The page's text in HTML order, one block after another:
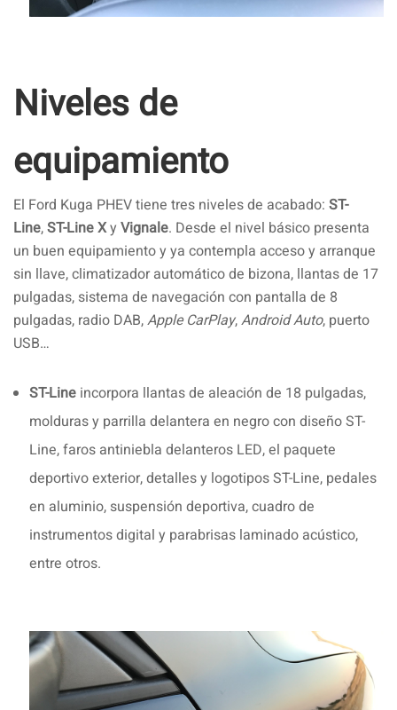
Niveles de
equipamiento
El Ford Kuga PHEV tiene tres niveles de acabado: ST-
Line,ST-Line Xy Vignale. Desde el nivel básico presenta
un buen equipamiento y ya contempla acceso y arranque
sin llave, climatizador automático de bizona, llantas de 17
pulgadas, sistema de navegación con pantalla de 8
pulgadas, radio DAB,Apple CarPlay,Android Auto, puerto
USB…
ST-Line incorpora llantas de aleación de 18 pulgadas,
molduras y parrilla delantera en negro con diseño ST-
Line, faros antiniebla delanteros LED, el paquete
deportivo exterior, detalles y logotipos ST-Line, pedales
en aluminio, suspensión deportiva, cuadro de
instrumentos digital y parabrisas laminado acústico,
entre otros.